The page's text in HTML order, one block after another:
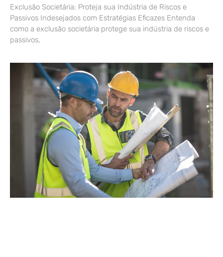
Exclusão Societária: Proteja sua Indústria de Riscos e
Passivos Indesejados com Estratégias Eficazes Entenda
como a exclusão societária protege sua indústria de riscos e
passivos,